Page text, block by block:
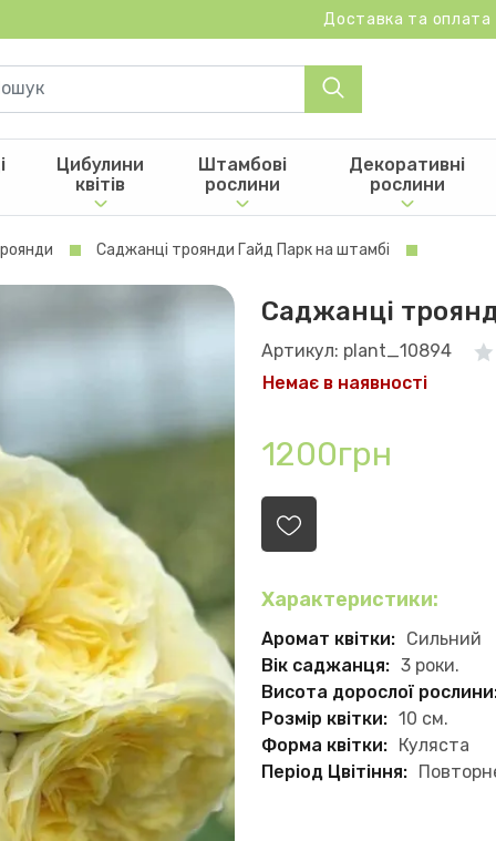
Доставка та оплата
Цибулини
квітів
Штамбові
рослини
Декоративні
рослини
Саджанці троянди Гайд Парк на штамбі
Саджанці
Артикул: plant_10894
Немає в наявності
1200грн
Характеристики:
Аромат квітки: Сильний
Вік саджанця: 3 роки.
Висота дорослої
Розмір квітки: 10 см.
Форма квітки: Куляста
Період Цвітіння: